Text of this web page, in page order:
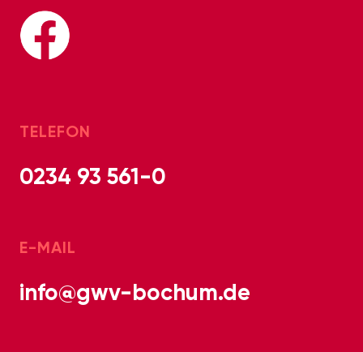
TELEFON
0234 93 561-0
E-MAIL
info@gwv-bochum.de